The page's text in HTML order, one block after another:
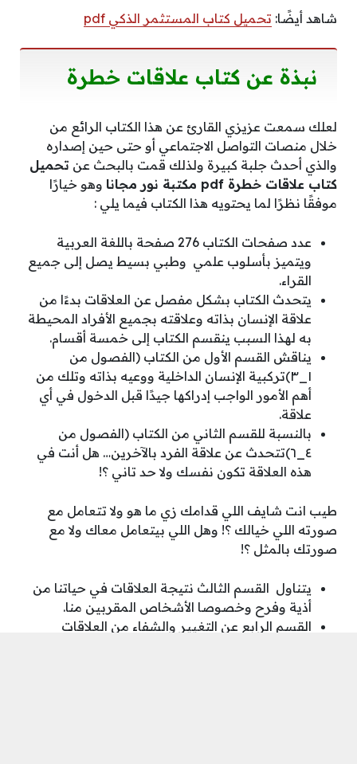
شاهد أيضًا: تحميل كتاب المستثمر الذكي pdf
نبذة عن كتاب علاقات خطرة
لعلك سمعت عزيزي القارئ عن هذا الكتاب الرائع من
خلال منصات التواصل الاجتماعي أو حتى حين إصداره
والذي أحدث جلبة كبيرة ولذلك قمت بالبحث عن تحميل
كتاب علاقات خطرة pdf مكتبة نور مجانا
وهو خيارًا
موفقًا نظرًا لما يحتويه هذا الكتاب فيما يلي :
عدد صفحات الكتاب 276 صفحة باللغة العربية
ويتميز بأسلوب علمي وطبي بسيط يصل إلى جميع
القراء.
يتحدث الكتاب بشكل مفصل عن العلاقات بدءًا من
علاقة الإنسان بذاته وعلاقته بجميع الأفراد المحيطة
به لهذا السبب ينقسم الكتاب إلى خمسة أقسام.
يناقش القسم الأول من الكتاب (الفصول من
١_٣)تركبية الإنسان الداخلية ووعيه بذاته وتلك من
أهم الأمور الواجب إدراكها جيدًا قبل الدخول في أي
علاقة.
بالنسبة للقسم الثاني من الكتاب (الفصول من
٤_٦)تتحدث عن علاقة الفرد بالآخرين… هل أنت في
هذه العلاقة تكون نفسك ولا حد تاني ؟!
طيب انت شايف اللي قدامك زي ما هو ولا تتعامل مع
صورته اللي خيالك ؟! وهل اللي بيتعامل معاك ولا مع
صورتك بالمثل ؟!
يتناول القسم الثالث نتيجة العلاقات في حياتنا من
أذية وفرح وخصوصا الأشخاص المقربين منا.
القسم الرابع عن التغيير والشفاء من العلاقات